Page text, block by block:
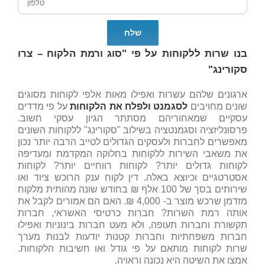
בנו שרות ללקוחות על פי "סוג ורמת הלקוח – צרו
סקורינג"
ארגונים שלהם עשרות ואפילו מאות אלפי לקוחות מסוגים
שונים מחויבים לסגמנט ולפלח את הלקוחותעל פי מדדים
עסקיים שמאחוריהם מסתתר הגיון עסקי חשוב.
פרסונליזציה וסגמנטציה בשילוב "סקורינג" ללקוחות השונים
מאפשרים לחברות ולעסקים הגדולים לטייב הרבה יותר נכון
את משאבי השירות ללקוחות בחלוקה המקדמת ומעדיפה
לקוחות גדולים יותר? לקוחות רווחיים יותר? לקוחות
אסטרטגיים וכיוצא באלה. דין לקוח ענק הרוכש ציוד ואו
שירותים בסך של 100 אלף ₪ בחודש שונה מהותית מלקוח
מזדמן שרכש מוצר ב- 4,000 ₪. האם הם אמורים לקבל את
אותה רמת השרות? חברות כרטיסי האשראי, חברות
תקשורת וחברות תעופה, ולא מעט חברות בינוניות ואפילו
חברות משפחתיות וחברות קטנות יודעות לבנות מערך
שרות לקוחות מותאם על פי גודל ואו חשיבות הלקוחות.
אמצו את השיטה היא נכונה וראויה.